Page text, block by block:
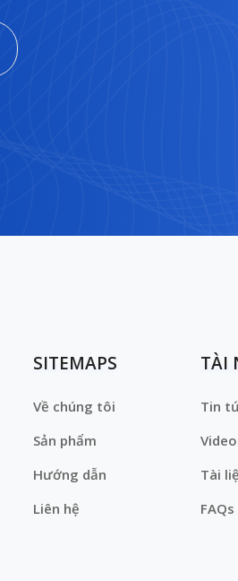
SITEMAPS
Về chúng tôi
Sản phẩm
Hướng dẫn
Liên hệ
TÀI
Tin
Tài
FAQs